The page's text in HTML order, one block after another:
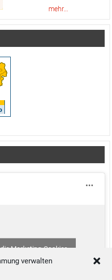
verwalten
mehr...
Marketing-Cookies
Inhalt zu aktivieren